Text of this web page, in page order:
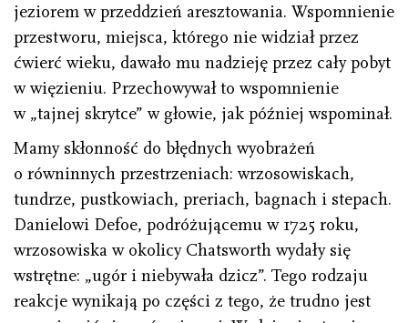
jeziorem w przeddzień aresztowania. Wspomnienie
przestworu, miejsca, którego nie widział przez
ćwierć wieku, dawało mu nadzieję przez cały pobyt
w więzieniu. Przechowywał to wspomnienie
w „tajnej skrytce” w głowie, jak później wspominał.
Mamy skłonność do błędnych wyobrażeń
o równinnych przestrzeniach: wrzosowiskach,
tundrze, pustkowiach, preriach, bagnach i stepach.
Danielowi Defoe, podróżującemu w 1725 roku,
wrzosowiska w okolicy Chatsworth wydały się
wstrętne: „ugór i niebywała dzicz”. Tego rodzaju
reakcje wynikają po części z tego, że trudno jest